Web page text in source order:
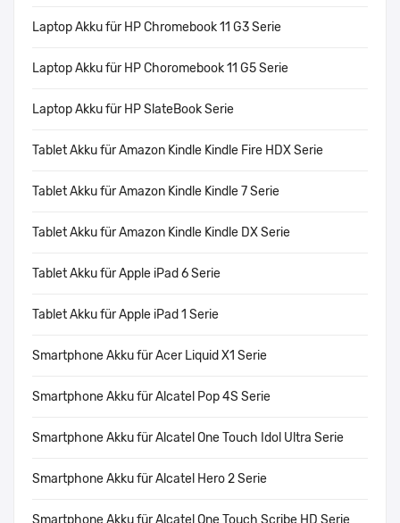
Laptop Akku für HP Chromebook 11 G3 Serie
Laptop Akku für HP Choromebook 11 G5 Serie
Laptop Akku für HP SlateBook Serie
Tablet Akku für Amazon Kindle Kindle Fire HDX Serie
Tablet Akku für Amazon Kindle Kindle 7 Serie
Tablet Akku für Amazon Kindle Kindle DX Serie
Tablet Akku für Apple iPad 6 Serie
Tablet Akku für Apple iPad 1 Serie
Smartphone Akku für Acer Liquid X1 Serie
Smartphone Akku für Alcatel Pop 4S Serie
Smartphone Akku für Alcatel One Touch Idol Ultra Serie
Smartphone Akku für Alcatel Hero 2 Serie